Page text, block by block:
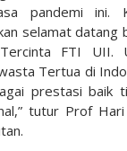
pandemi ini.
selamat datang
FTI UII.
Tertua di
prestasi baik
tutur Prof